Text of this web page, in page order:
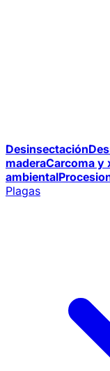
Desinsectación
maderaCarcoma y
ambiental
Plagas